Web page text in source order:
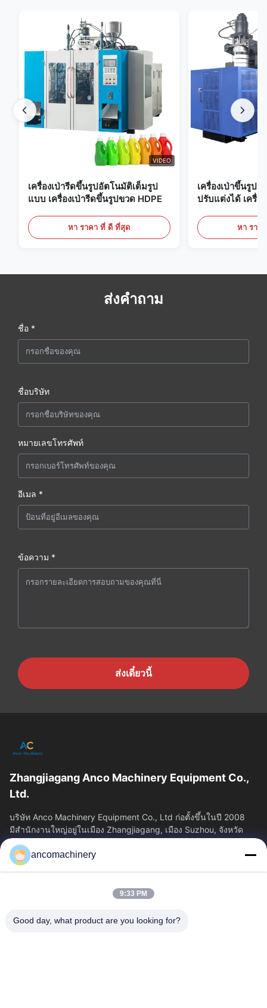
VIDEO
เครื่องเป่ารีดขึ้นรูปอัตโนมัติเต็มรูป
แบบ เครื่องเป่ารีดขึ้นรูปขวด HDPE
หา ราคา ที่ ดี ที่สุด
เครื่องเป่าขึ้นรูป
ปรับแต่งได้ เครื่อ
หา ราค
ส่งคำถาม
ชื่อ *
ชื่อบริษัท
หมายเลขโทรศัพท์
อีเมล *
ข้อความ *
ส่งเดี๋ยวนี้
Zhangjiagang Anco Machinery Equipment Co.,
Ltd.
บริษัท Anco Machinery Equipment Co., Ltd ก่อตั้งขึ้นในปี 2008
มีสํานักงานใหญ่อยู่ในเมือง Zhangjiagang, เมือง Suzhou, จังหวัด
Jiangsu.
ลิงก์ด่วน
เกี่ยวกับเรา
ทัวร์โรงงาน
ควบคุมคุณภาพ
ancomachinery
9:33 PM
Good day, what product are you looking for?